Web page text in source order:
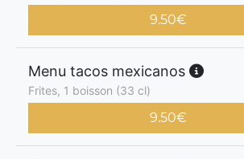
9.50€
Menu tacos mexicanos
Frites, 1 boisson (33 cl)
9.50€